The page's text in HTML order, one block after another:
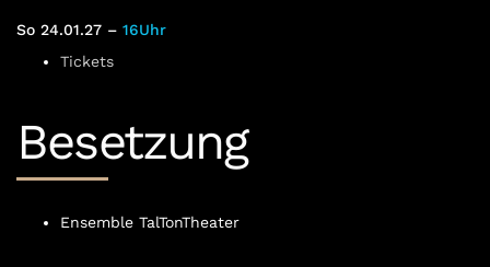
So 24.01.27 – 16Uhr
Tickets
Besetzung
Ensemble TalTonTheater